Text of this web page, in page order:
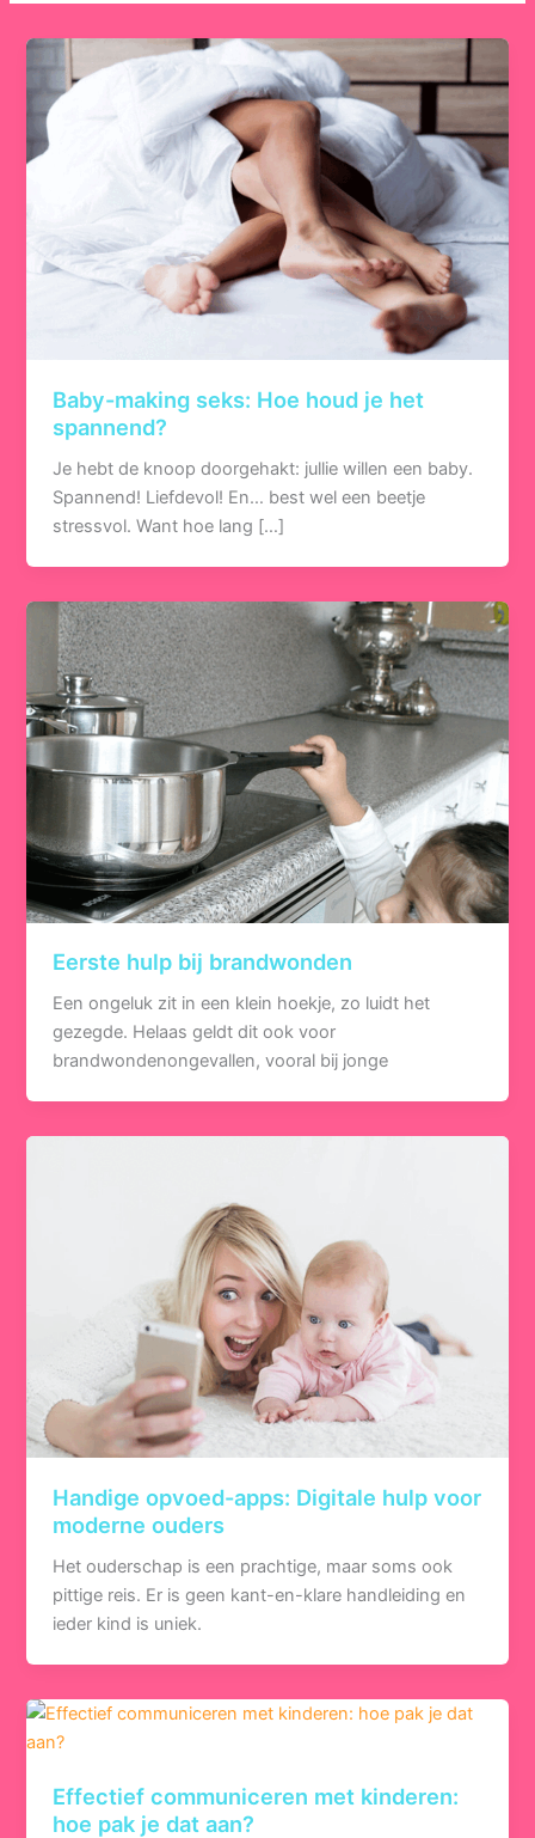
Baby-making seks: Hoe houd je het
spannend?
Je hebt de knoop doorgehakt: jullie willen een baby.
Spannend! Liefdevol! En… best wel een beetje
stressvol. Want hoe lang […]
Eerste hulp bij brandwonden
Een ongeluk zit in een klein hoekje, zo luidt het
gezegde. Helaas geldt dit ook voor
brandwondenongevallen, vooral bij jonge
Handige opvoed-apps: Digitale hulp voor
moderne ouders
Het ouderschap is een prachtige, maar soms ook
pittige reis. Er is geen kant-en-klare handleiding en
ieder kind is uniek.
Effectief communiceren met kinderen:
hoe pak je dat aan?